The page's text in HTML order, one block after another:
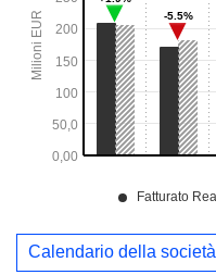
Calendario della società